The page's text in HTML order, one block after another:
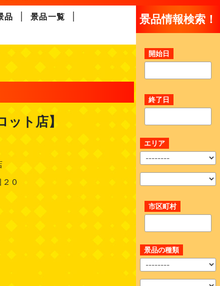
品
景品一覧
ト店】
０
景品情報検索！
開始日
終了日
エリア
市区町村
景品の種類